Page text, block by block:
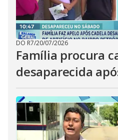
DO R7/20/07/2026
Família procura
desaparecida